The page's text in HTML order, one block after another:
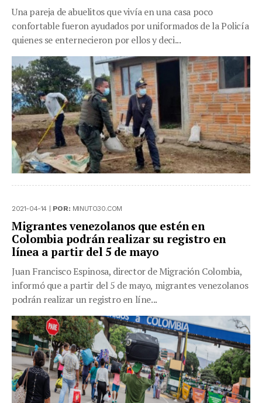
Una pareja de abuelitos que vivía en una casa poco
confortable fueron ayudados por uniformados de la Policía
quienes se enternecieron por ellos y deci...
2021-04-14 | POR: MINUTO30.COM
Migrantes venezolanos que estén en
Colombia podrán realizar su registro en
línea a partir del 5 de mayo
Juan Francisco Espinosa, director de Migración Colombia,
informó que a partir del 5 de mayo, migrantes venezolanos
podrán realizar un registro en líne...